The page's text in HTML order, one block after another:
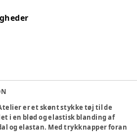
er et skønt stykke tøj til de
i en blød og elastisk blanding af
og elastan. Med trykknapper foran
og påklædning nemt og